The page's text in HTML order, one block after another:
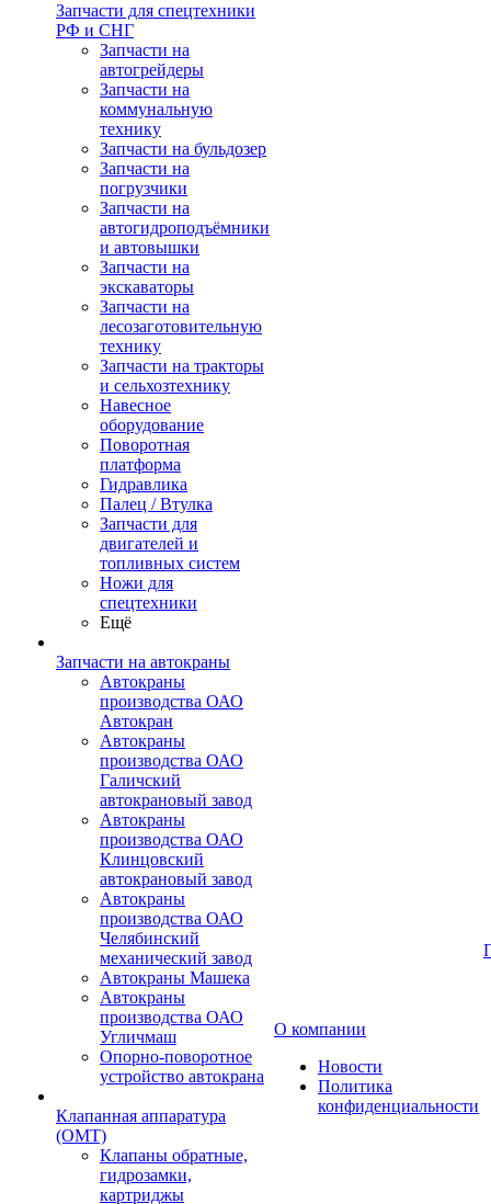
Запчасти для спецтехники
РФ и СНГ
Запчасти на
автогрейдеры
Запчасти на
коммунальную
технику
Запчасти на бульдозер
Запчасти на
погрузчики
Запчасти на
автогидроподъёмники
и автовышки
Запчасти на
экскаваторы
Запчасти на
лесозаготовительную
технику
Запчасти на тракторы
и сельхозтехнику
Навесное
оборудование
Поворотная
платформа
Гидравлика
Палец / Втулка
Запчасти для
двигателей и
топливных систем
Ножи для
спецтехники
Ещё
Запчасти на автокраны
Автокраны
производства ОАО
Автокран
Автокраны
производства ОАО
Галичский
автокрановый завод
Автокраны
производства ОАО
Клинцовский
автокрановый завод
Автокраны
производства ОАО
Челябинский
механический завод
Автокраны Машека
Автокраны
производства ОАО
Угличмаш
Опорно-поворотное
устройство автокрана
Клапанная аппаратура
(OMT)
Клапаны обратные,
гидрозамки,
картриджы
О компании
Новости
Политика
конфиденциальности